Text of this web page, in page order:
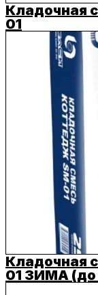
Кладочная
01
Кладочная
01 ЗИМА (до